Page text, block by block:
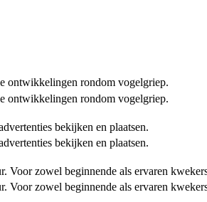
ontwikkelingen rondom vogelgriep.
ontwikkelingen rondom vogelgriep.
bekijken en plaatsen.
bekijken en plaatsen.
zowel beginnende als ervaren
zowel beginnende als ervaren